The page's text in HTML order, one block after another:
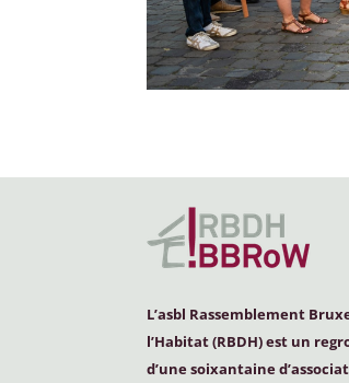
L’asbl Rassemblement
l’Habitat (RBDH) est un
d’une soixantaine